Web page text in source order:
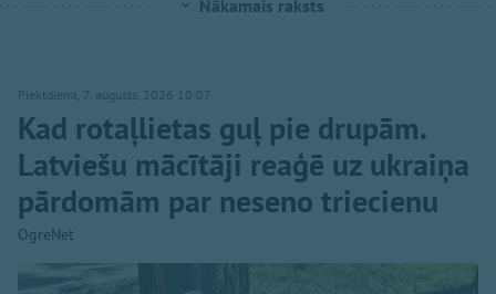
Nākamais raksts
Piektdiena, 7. augusts, 2026 10:07
Kad rotaļlietas guļ pie drupām.
Latviešu mācītāji reaģē uz ukraiņa
pārdomām par neseno triecienu
OgreNet